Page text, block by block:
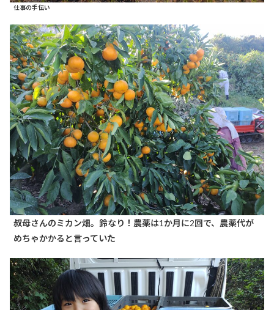
仕事の手伝い
叔母さんのミカン畑。鈴なり！農薬は1か月に2回で、農薬代が
めちゃかかると言っていた